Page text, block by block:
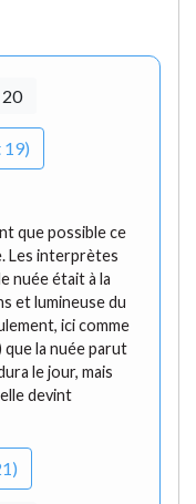
19)
que possible ce
Les interprètes
nuée était à la
et lumineuse du
ici comme
que la nuée parut
le jour, mais
devint